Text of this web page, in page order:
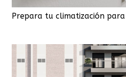
Prepara tu climatización